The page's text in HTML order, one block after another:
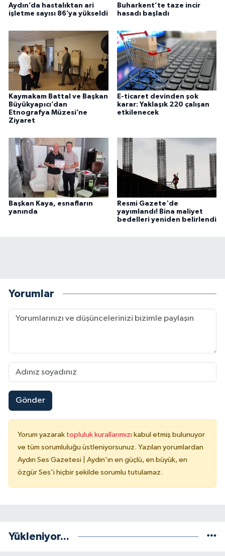
Aydın’da hastalıktan ari
işletme sayısı 86’ya yükseldi
Buharkent’te taze incir
hasadı başladı
Kaymakam Battal ve Başkan
Büyükyapıcı’dan
Etnografya Müzesi’ne
Ziyaret
E-ticaret devinden şok
karar: Yaklaşık 220 çalışan
etkilenecek
Başkan Kaya, esnafların
yanında
Resmi Gazete'de
yayımlandı! Bina maliyet
bedelleri yeniden belirlendi
Yorumlar
Gönder
Yorum yazarak topluluk kurallarımızı kabul etmiş bulunuyor
ve tüm sorumluluğu üstleniyorsunuz. Yazılan yorumlardan
Aydın Ses Gazetesi | Aydın'ın en güçlü, en büyük, en
özgür Ses'i hiçbir şekilde sorumlu tutulamaz.
Yükleniyor...